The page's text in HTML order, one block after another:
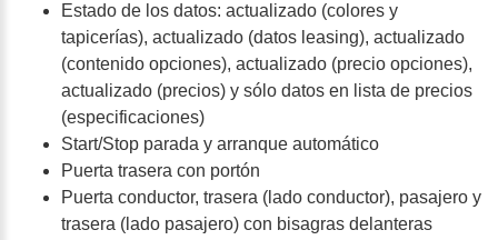
Estado de los datos: actualizado (colores y
tapicerías), actualizado (datos leasing), actualizado
(contenido opciones), actualizado (precio opciones),
actualizado (precios) y sólo datos en lista de precios
(especificaciones)
Start/Stop parada y arranque automático
Puerta trasera con portón
Puerta conductor, trasera (lado conductor), pasajero y
trasera (lado pasajero) con bisagras delanteras